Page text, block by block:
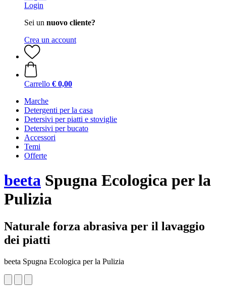
Login
Sei un nuovo cliente?
Crea un account
Carrello € 0,00
Marche
Detergenti per la casa
Detersivi per piatti e stoviglie
Detersivi per bucato
Accessori
Temi
Offerte
beeta Spugna Ecologica per la
Pulizia
Naturale forza abrasiva per il lavaggio
dei piatti
beeta Spugna Ecologica per la Pulizia